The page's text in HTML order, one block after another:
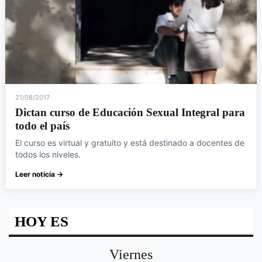
21/08/2017
Dictan curso de Educación Sexual Integral para
todo el país
El curso es virtual y gratuito y está destinado a docentes de
todos los niveles.
Leer noticia →
HOY ES
Viernes